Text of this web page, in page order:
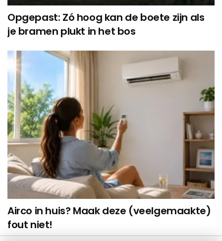
Opgepast: Zó hoog kan de boete zijn als
je bramen plukt in het bos
Airco in huis? Maak deze (veelgemaakte)
fout niet!